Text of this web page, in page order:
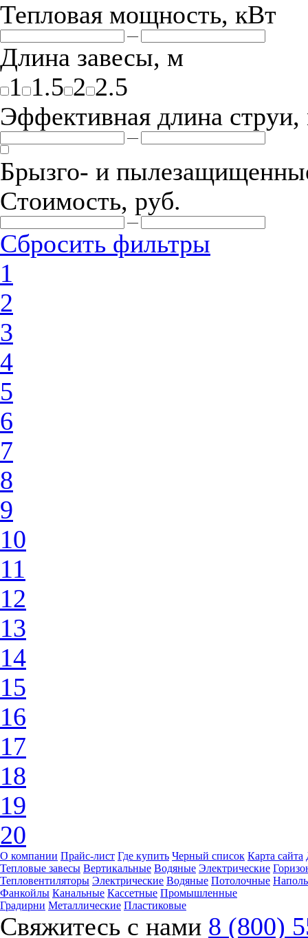
Тепловая мощность, кВт
—
Длина завесы, м
1 1.5 2 2.5
Эффективная длина
—
Брызго- и
Стоимость, руб.
—
Сбросить фильтры
1
2
3
4
5
6
7
8
9
10
11
12
13
14
15
16
17
18
19
20
О компании Прайс-лист Где купить Черный список Карта сайта
Тепловые завесы Вертикальные Водяные Электрические
Тепловентиляторы Электрические Водяные Потолочные
Фанкойлы Канальные Кассетные Промышленные
Градирни Металлические Пластиковые
Свяжитесь с нами 8 (800)